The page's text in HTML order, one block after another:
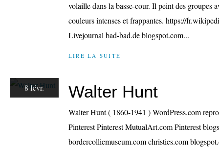
volaille dans la basse-cour. Il peint des groupes
couleurs intenses et frappantes. https://
Livejournal bad-bad.de blogspot.com...
LIRE LA SUITE
8 févr. Walter Hunt
Walter Hunt ( 1860-1941 ) WordPress.com
Pinterest Pinterest MutualArt.com Pinterest
bordercolliemuseum.com christies.com